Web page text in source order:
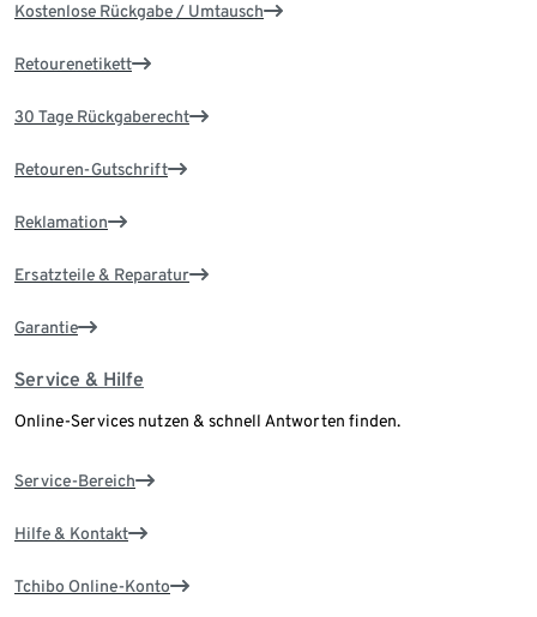
Kostenlose Rückgabe / Umtausch
Retourenetikett
30 Tage Rückgaberecht
Retouren-Gutschrift
Reklamation
Ersatzteile & Reparatur
Garantie
Service & Hilfe
Online-Services nutzen & schnell Antworten finden.
Service-Bereich
Hilfe & Kontakt
Tchibo Online-Konto